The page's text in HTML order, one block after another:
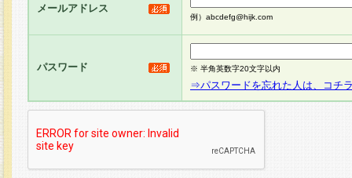
メールアドレス
例）abcdefg@hijk.com
パスワード ※ 半角英数字20文字以内
⇒パスワードを忘れた人は、コチ